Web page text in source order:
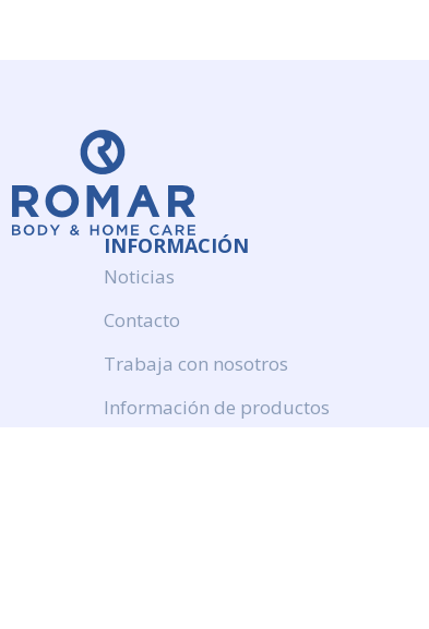
INFORMACIÓN
Noticias
Contacto
Trabaja con nosotros
Información de productos